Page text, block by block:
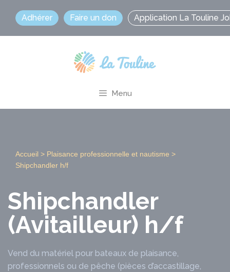
contenu
Adhérer Faire un don Application La Touline
Menu
Accueil > Plaisance professionnelle et nautisme >
Shipchandler h/f
Shipchandler
(Avitailleur) h/f
Vend du matériel pour bateaux de plaisance,
professionnels ou de pêche (pièces d’accastillage,